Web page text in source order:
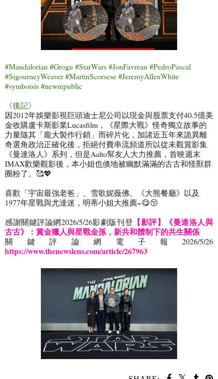
#Mandalorian #Grogu #StarWars #JonFavreau #PedroPascal
#SigourneyWeaver #MartinScorsese #JeremyAllenWhite
#symboisis #newrepublic
〈後記〉
因2012年娛樂影視巨頭迪士尼公司以現金與股票支付40.5億美
金收購盧卡斯影業Lucasfilm ，《星際大戰》怪奇獨立故事的
力量隨其「龐大製作行銷」而碎片化，加諸近五年來詭異離
奇選角政治正確化後，拒絕付費串流頻道所以從未觀賞影集
《曼達洛人》系列，但是Aalto幫友人大力推薦，首映週末
IMAX歡樂觀影後，本小姐也倏地被幽默滿滿的古古和怪獸群
圈粉了。 🥰💖
喜歡「宇宙最強老爸」、雪歌妮薇佛、《大熊餐廳》以及
1977年星戰與尤達迷，明蒂小姐大推薦~😋😚
感謝關鍵評論網2026/5/26影劇版刊登 【影評】《曼達洛人與
古古》：賞金獵人與星戰金孫，新共和體制下的共生關係
關鍵評論網電子報 2026/5/26
https://www.thenewslens.com/article/267963